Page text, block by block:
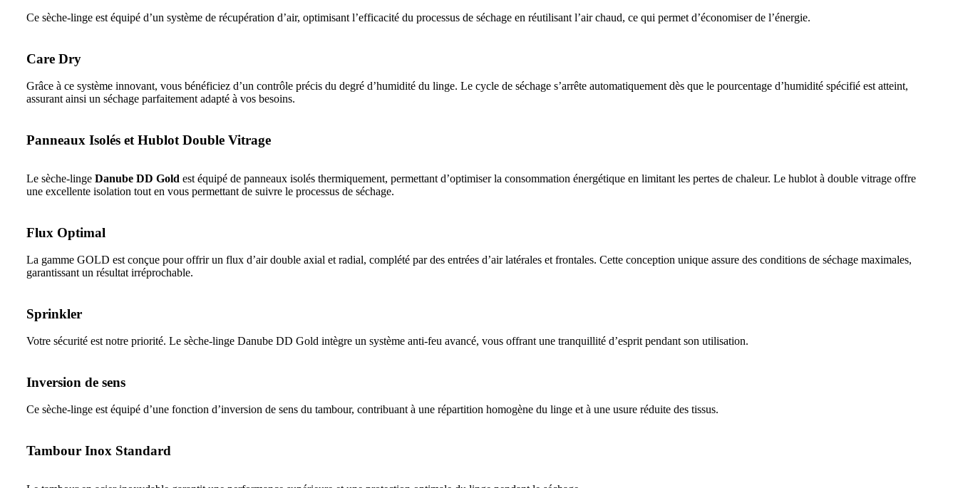
Ce sèche-linge est équipé d’un système de récupération d’air, optimisant l’efficacité du processus de séchage en réutilisant l’air chaud, ce qui permet d’économiser de l’énergie.
Care Dry
Grâce à ce système innovant, vous bénéficiez d’un contrôle précis du degré d’humidité du linge. Le cycle de séchage s’arrête automatiquement dès que le pourcentage d’humidité spécifié est atteint,
assurant ainsi un séchage parfaitement adapté à vos besoins.
Panneaux Isolés et Hublot Double Vitrage
Le sèche-linge Danube DD Gold est équipé de panneaux isolés thermiquement, permettant d’optimiser la consommation énergétique en limitant les pertes de chaleur. Le hublot à double vitrage offre
une excellente isolation tout en vous permettant de suivre le processus de séchage.
Flux Optimal
La gamme GOLD est conçue pour offrir un flux d’air double axial et radial, complété par des entrées d’air latérales et frontales. Cette conception unique assure des conditions de séchage maximales,
garantissant un résultat irréprochable.
Sprinkler
Votre sécurité est notre priorité. Le sèche-linge Danube DD Gold intègre un système anti-feu avancé, vous offrant une tranquillité d’esprit pendant son utilisation.
Inversion de sens
Ce sèche-linge est équipé d’une fonction d’inversion de sens du tambour, contribuant à une répartition homogène du linge et à une usure réduite des tissus.
Tambour Inox Standard